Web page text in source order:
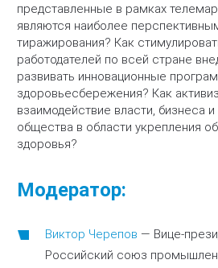
представленные в рамках
являются наиболее
тиражирования? Как
работодателей по всей стране
развивать инновационные
здоровьесбережения? Как
взаимодействие власти, бизнеса
общества в области укрепления
здоровья?
Модератор:
Виктор Черепов — Вице-
Российский союз